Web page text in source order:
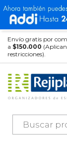
Envío gratis por
a $150.000
restricciones).
Búsqueda
productos